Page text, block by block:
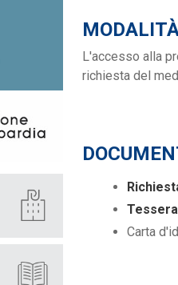
L'accesso alla
richiesta del
Carta